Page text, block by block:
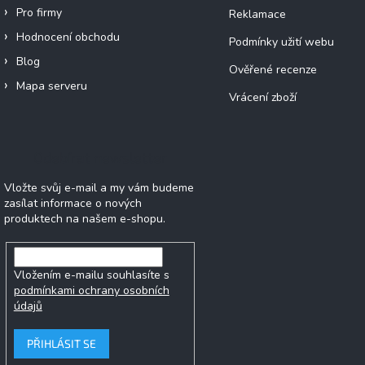
Pro firmy
Hodnocení obchodu
Blog
Mapa serveru
Reklamace
Podmínky užití webu
Ověřené recenze
Vrácení zboží
Vložte svůj e-mail a my vám budeme
zasílat informace o nových
produktech na našem e-shopu.
Vložením e-mailu souhlasíte s
podmínkami ochrany osobních
údajů
PŘIHLÁSIT SE